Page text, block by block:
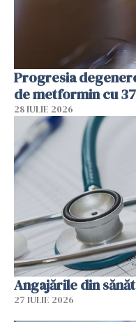
Progresia
de metformin cu
28 IULIE 2026
Angajările din
27 IULIE 2026